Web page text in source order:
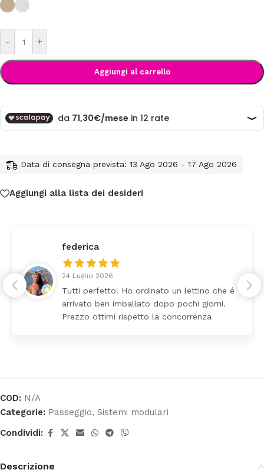
- +
Aggiungi al carrello
Data di consegna prevista: 13 Ago 2026 - 17 Ago 2026
Aggiungi alla lista dei desideri
federica
24 Luglio 2026
Tutti perfetto! Ho ordinato un lettino che é
arrivato ben imballato dopo pochi giorni.
Prezzo ottimi rispetto la concorrenza
COD: N/A
Categorie: Passeggio, Sistemi modulari
Condividi:
Descrizione